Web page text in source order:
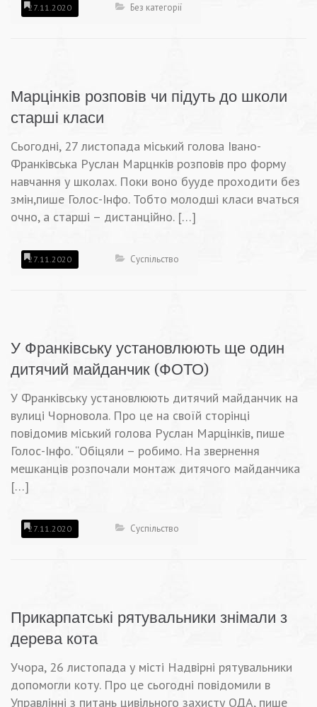
27.11.2020 Без категорії
Марцінків розповів чи підуть до школи
старші класи
Сьогодні, 27 листопада міський голова Івано-
Франківська Руслан Марцнків розповів про форму
навчання у школах. Поки воно бууде проходити без
змін,пише Голос-Інфо. Тобто молодші класи вчаться
очно, а старші – дистанційно. […]
27.11.2020 Суспільство
У Франківську установлюють ще один
дитячий майданчик (ФОТО)
У Франківську установлюють дитячий майданчик на
вулиці Чорновола. Про це на своїй сторінці
повідомив міський голова Руслан Марцінків, пише
Голос-Інфо. “Обіцяли – робимо. На звернення
мешканців розпочали монтаж дитячого майданчика
[…]
27.11.2020 Суспільство
Прикарпатські рятувальники знімали з
дерева кота
Учора, 26 листопада у місті Надвірні рятувальники
допомогли коту. Про це сьогодні повідомили в
Управлінні з питань цивільного захисту ОДА, пише